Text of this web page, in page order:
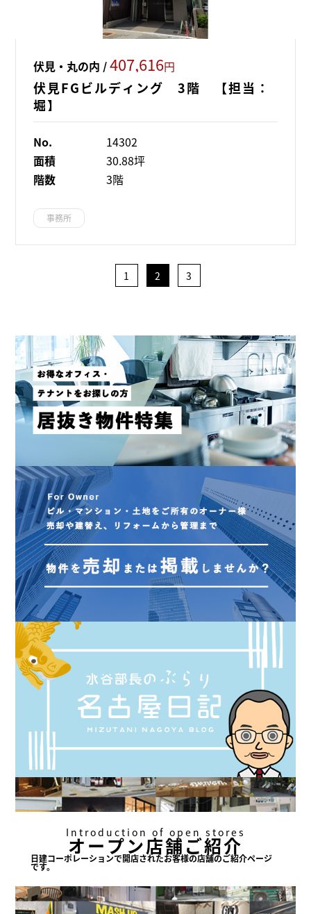
伏見・丸の内 /407,616円
伏見FGビルディング 3階 【担当：
堀】
No.
14302
面積
30.88坪
階数
3階
事務所
1 2 3
Introduction of open stores
オープン店舗ご紹介
日建コーポレーションで開店されたお客様の店舗のご紹介ページ
です。